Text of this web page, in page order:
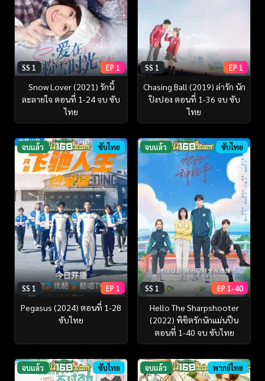
SS 1 EP 1
Snow Lover (2021) รักนี้
ละลายใจ ตอนที่ 1-24 จบ ซับ
ไทย
SS 1 EP 1
Chasing Ball (2019) ล่ารัก นัก
ปิงปอง ตอนที่ 1-36 จบ ซับ
ไทย
จบแล้ว ซับไทย
SS 1 EP 1
Pegasus (2024) ตอนที่ 1-28
ซับไทย
จบแล้ว ซับไทย
SS 1 EP 1-40
Hello The Sharpshooter
(2022) พิชิตรักนักแม่นปืน
ตอนที่ 1-40 จบ ซับไทย
จบแล้ว ซับไทย จบแล้ว พากย์ไทย